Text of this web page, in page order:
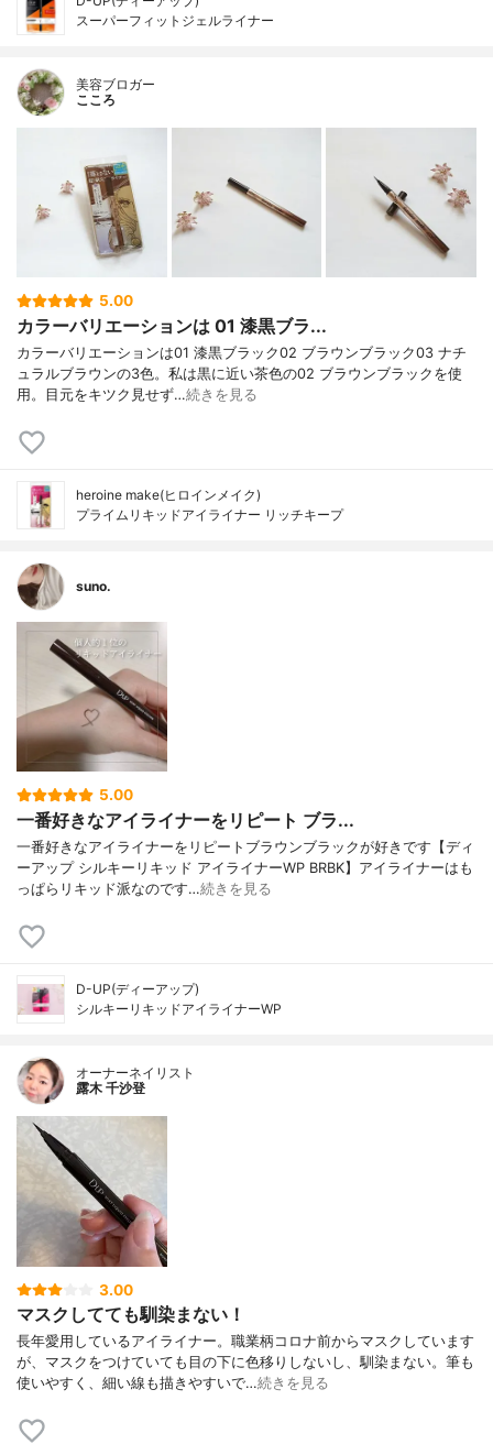
スーパーフィットジェルライナー
美容ブロガー
こころ
5.00
カラーバリエーションは 01 漆黒ブラ...
カラーバリエーションは01 漆黒ブラック02 ブラウンブラック03 ナチ
ュラルブラウンの3色。私は黒に近い茶色の02 ブラウンブラックを使
用。目元をキツク見せず…続きを見る
heroine make(ヒロインメイク)
プライムリキッドアイライナー リッチキープ
suno.
5.00
一番好きなアイライナーをリピート ブラ...
一番好きなアイライナーをリピートブラウンブラックが好きです【ディ
ーアップ シルキーリキッド アイライナーWP BRBK】アイライナーはも
っぱらリキッド派なのです…続きを見る
D-UP(ディーアップ)
シルキーリキッドアイライナーWP
オーナーネイリスト
露木 千沙登
3.00
マスクしてても馴染まない！
長年愛用しているアイライナー。職業柄コロナ前からマスクしています
が、マスクをつけていても目の下に色移りしないし、馴染まない。筆も
使いやすく、細い線も描きやすいで…続きを見る